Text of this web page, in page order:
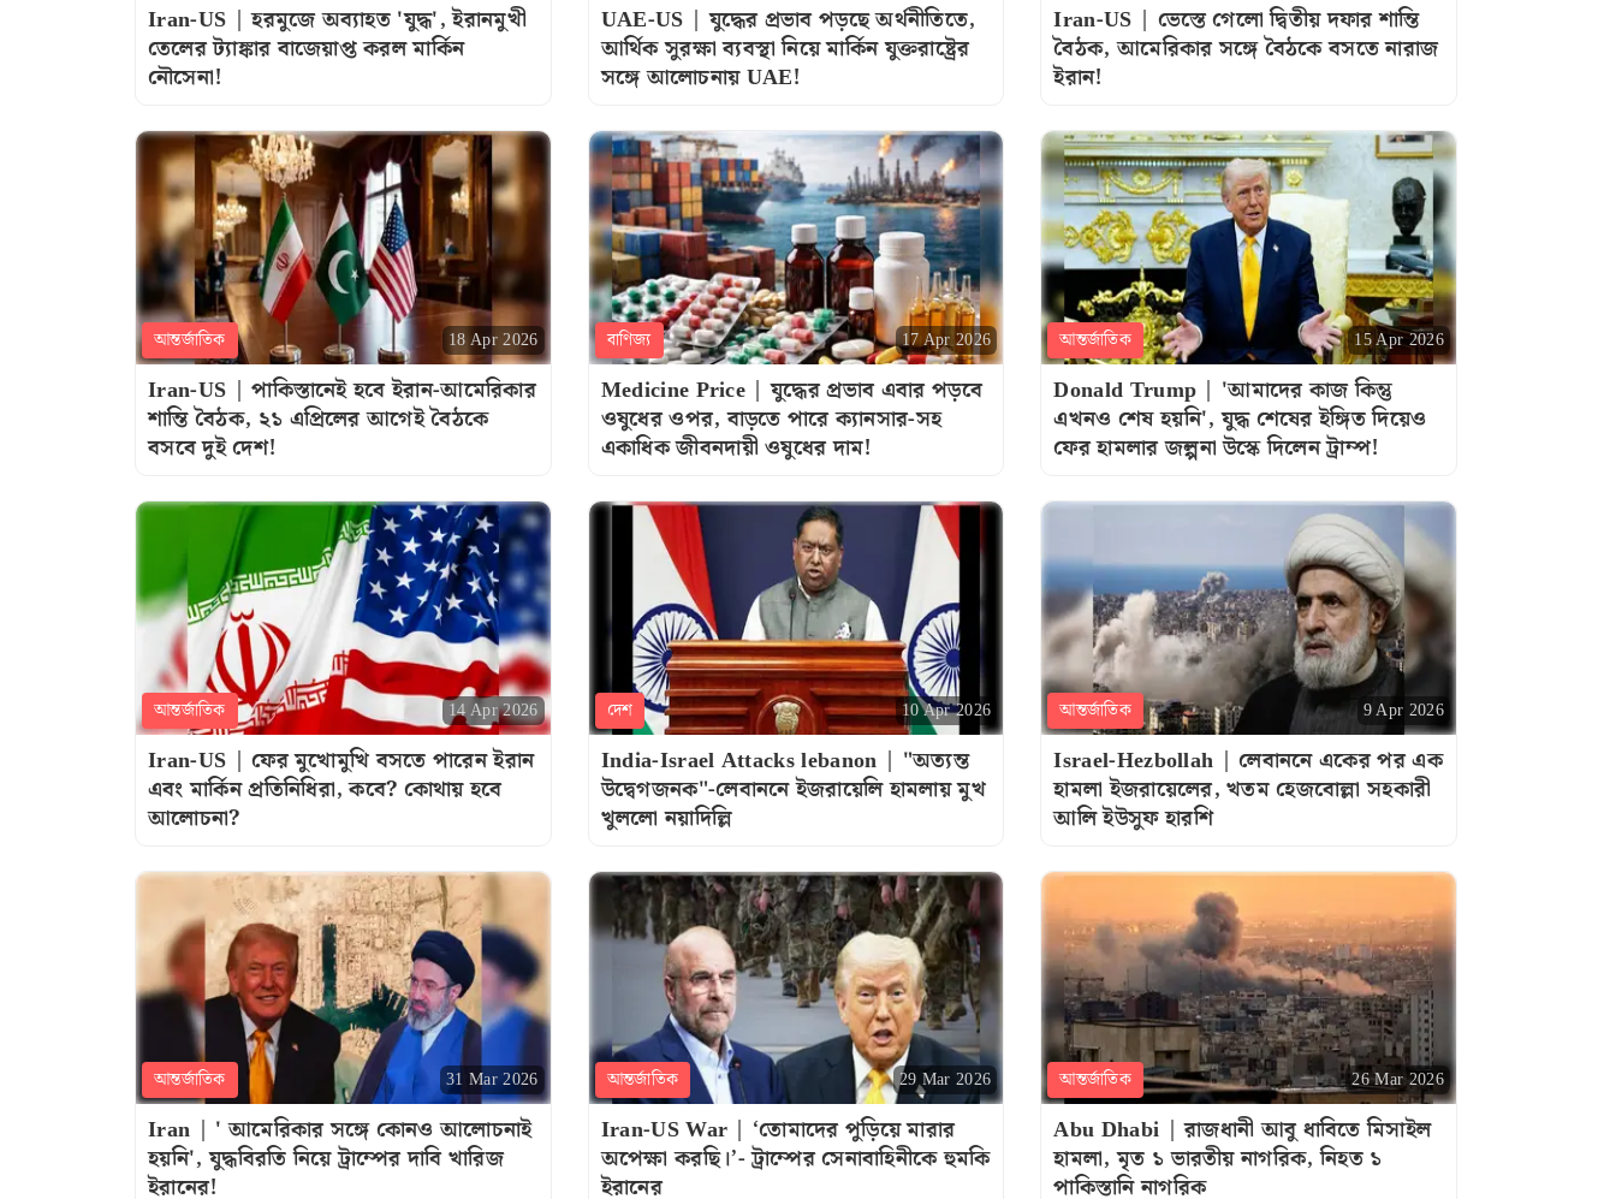
Iran-US | হরমুজে অব্যাহত 'যুদ্ধ', ইরানমুখী
তেলের ট্যাঙ্কার বাজেয়াপ্ত করল মার্কিন
নৌসেনা!
UAE-US | যুদ্ধের প্রভাব পড়ছে অর্থনীতিতে,
আর্থিক সুরক্ষা ব্যবস্থা নিয়ে মার্কিন যুক্তরাষ্ট্রের
সঙ্গে আলোচনায় UAE!
Iran-US | ভেস্তে গেলো দ্বিতীয় দফার শান্তি
বৈঠক, আমেরিকার সঙ্গে বৈঠকে বসতে নারাজ
ইরান!
আন্তর্জাতিক 18 Apr 2026
Iran-US | পাকিস্তানেই হবে ইরান-আমেরিকার
শান্তি বৈঠক, ২১ এপ্রিলের আগেই বৈঠকে
বসবে দুই দেশ!
বাণিজ্য 17 Apr 2026
Medicine Price | যুদ্ধের প্রভাব এবার পড়বে
ওষুধের ওপর, বাড়তে পারে ক্যানসার-সহ
একাধিক জীবনদায়ী ওষুধের দাম!
আন্তর্জাতিক 15 Apr 2026
Donald Trump | 'আমাদের কাজ কিন্তু
এখনও শেষ হয়নি', যুদ্ধ শেষের ইঙ্গিত দিয়েও
ফের হামলার জল্পনা উস্কে দিলেন ট্রাম্প!
আন্তর্জাতিক 14 Apr 2026
Iran-US | ফের মুখোমুখি বসতে পারেন ইরান
এবং মার্কিন প্রতিনিধিরা, কবে? কোথায় হবে
আলোচনা?
দেশ 10 Apr 2026
India-Israel Attacks lebanon | "অত্যন্ত
উদ্বেগজনক"-লেবাননে ইজরায়েলি হামলায় মুখ
খুললো নয়াদিল্লি
আন্তর্জাতিক 9 Apr 2026
Israel-Hezbollah | লেবাননে একের পর এক
হামলা ইজরায়েলের, খতম হেজবোল্লা সহকারী
আলি ইউসুফ হারশি
আন্তর্জাতিক 31 Mar 2026
Iran | ' আমেরিকার সঙ্গে কোনও আলোচনাই
হয়নি', যুদ্ধবিরতি নিয়ে ট্রাম্পের দাবি খারিজ
ইরানের!
আন্তর্জাতিক 29 Mar 2026
Iran-US War | ‘তোমাদের পুড়িয়ে মারার
অপেক্ষা করছি।’- ট্রাম্পের সেনাবাহিনীকে হুমকি
ইরানের
আন্তর্জাতিক 26 Mar 2026
Abu Dhabi | রাজধানী আবু ধাবিতে মিসাইল
হামলা, মৃত ১ ভারতীয় নাগরিক, নিহত ১
পাকিস্তানি নাগরিক